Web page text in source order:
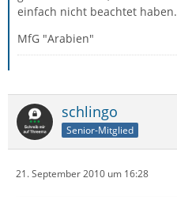
einfach nicht beachtet haben.
MfG "Arabien"
schlingo
Senior-Mitglied
21. September 2010 um 16:28